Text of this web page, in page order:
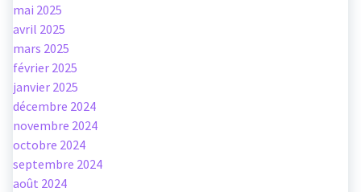
mai 2025
avril 2025
mars 2025
février 2025
janvier 2025
décembre 2024
novembre 2024
octobre 2024
septembre 2024
août 2024